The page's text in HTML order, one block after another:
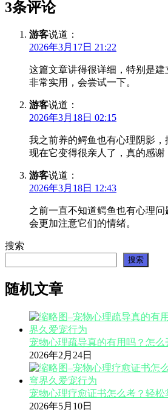
3条评论
游客说道：
2026年3月17日 21:22
这篇文章讲得很详细，特别是
非常实用，会尝试一下。
游客说道：
2026年3月18日 02:15
我之前养的鳄鱼也有心理阴影，
现在它变得很亲人了，真的感谢
游客说道：
2026年3月18日 12:43
之前一直不知道鳄鱼也有心理
会更加注意它们的情绪。
搜索
搜索
随机文章
宠物心理疏导真的有用吗？怎么
2026年2月24日
宠物心理疗愈证书怎么考？轻松
2026年5月10日